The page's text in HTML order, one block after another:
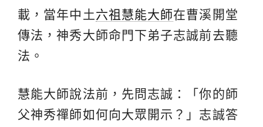
載，當年中土六祖慧能大師在曹溪開堂
傳法，神秀大師命門下弟子志誠前去聽
法。
慧能大師說法前，先問志誠：「你的師
父神秀禪師如何向大眾開示？」志誠答